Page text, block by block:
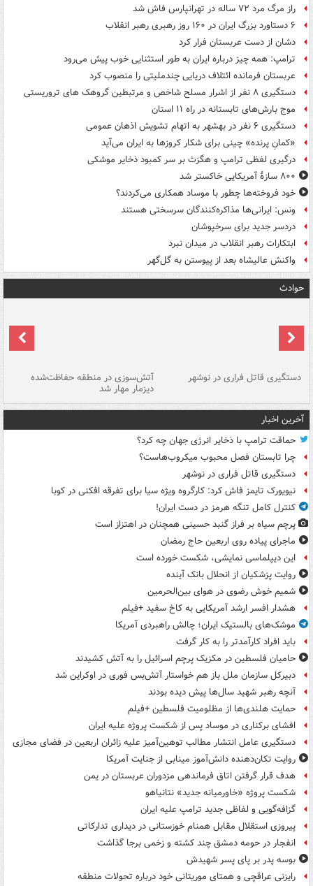
راز مرگ مرد ۷۲ ساله در تهرانپارس فاش شد
۶ دستاورد بزرگ ایران در ۱۶۰ روز رهبری رهبر انقلاب
دشان از دست عربستان فرار کرد
ترامپ: همه چیز درباره ایران به طور استثنایی خوب پیش می‌رود
عربستان فرمانده ائتلاف دریایی چندملیتی را منصوب کرد
دستگیری ۸ نفر از اشرار مسلح شاخص و مرتبطین گروهک های تروریستی
موج بارش‌های تابستانه در راه ۱۱ استان
دستگیری ۶ نفر در بهشهر به اتهام تشویش اذهان عمومی
«کمانِ پرنده» چینی برای شکار کروزها به ایران می‌آید
درگیری لفظی ترامپ و هگزث بر سر کمبود ذخایر موشکی
۸۰۰ سازۀ آمریکایی خاکستر شد
خود فروخته‌ها چطور با موساد همکاری می‌کردند؟
ونس: ایرانی‌ها مذاکره‌کنندگان سرسختی هستند
دردسر جدید برای سرخپوشان
ابتکارات رهبر انقلاب در میدان نبرد
واکنش عالیشاه بعد از پیوستن به گل‌گهر
حوادث
دستگیری قاتل فراری در نوشهر آتش‌سوزی در منطقه حفاظت‌شده
دیزمار مهار شد
آخرین اخبار
حماقت ترامپ با ذخایر انرژی جهان چه کرد؟
چرا تابستان فصل محبوب میکروب‌هاست؟
دستگیری قاتل فراری در نوشهر
نیویورک تایمز فاش کرد: کارگروه ویژه سیا برای تفرقه افکنی در کوبا
کنترل کامل تنگه هرمز در دست ایران!
پرچم سیاه بر فراز گنبد حسینی همچنان در اهتزاز است
ماجرای پیاده روی اربعین حاج رمضان
این دیپلماسی نمایشی، شکست خورده است
روایت پزشکیان از انحلال بانک آینده
شمیم خوش رضوی در هوای بین‌الحرمین
هشدار افسر ارشد آمریکایی به کاخ سفید +فیلم
موشک‌های بالستیک ایران؛ چالش راهبردی آمریکا
باید افراد کارآمدتر را به کار گرفت
حامیان فلسطین در مکزیک پرچم اسرائیل را به آتش کشیدند
دبیرکل سازمان ملل باز هم خواستار آتش‌بس فوری در اوکراین شد
آنچه رهبر شهید سال‌ها پیش دیده بودند
حمایت هلندی‌ها از مظلومیت فلسطین +فیلم
افشای برکناری در موساد پس از شکست پروژه علیه ایران
دستگیری عامل انتشار مطالب توهین‌آمیز علیه زائران اربعین در فضای مجازی
روایت تکان‌دهنده دانش‌آموز مینابی از جنایت آمریکا
هدف قرار گرفتن اتاق‌ فرماندهی مزدوران عربستان در یمن
شکست پروژه «خاورمیانه جدید» نتانیاهو
گزافه‌گویی و لفاظی جدید ترامپ علیه ایران
پیروزی استقلال مقابل همنام خوزستانی در دیداری تدارکاتی
انفجار در حومه دمشق چند کشته و زخمی برجا گذاشت
بوسه‌ پدر بر پای پسر شهیدش
رایزنی عراقچی و همتای موریتانی خود درباره تحولات منطقه